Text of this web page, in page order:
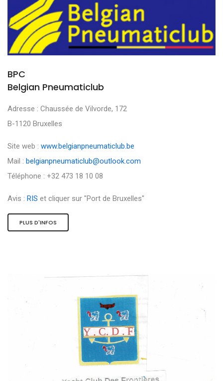
BPC
Belgian Pneumaticlub
Adresse : Chaussée de Vilvorde, 172
B-1120 Bruxelles
Site web : www.belgianpneumaticlub.be
Mail : belgianpneumaticlub@outlook.com
Téléphone : +32 473 18 10 08
Avis : RIS et cliquer sur "Port de Bruxelles"
PLUS D'INFOS